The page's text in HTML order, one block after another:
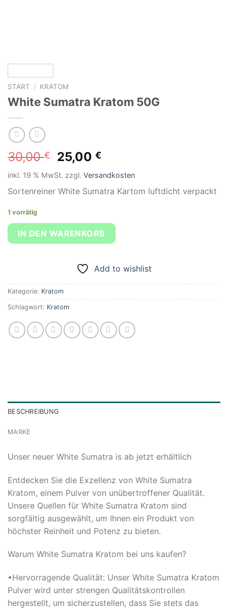
START / KRATOM
White Sumatra Kratom 50G
30,00€
Ursprünglicher
Preis
war:
30,00 €
25,00€Aktueller
Preis
ist:
25,00 €.
inkl. 19 % MwSt. zzgl. Versandkosten
Sortenreiner White Sumatra Kartom luftdicht verpackt
1 vorrätig
IN DEN WARENKORB
Add to wishlist
Kategorie: Kratom
Schlagwort: Kratom
BESCHREIBUNG
MARKE
Unser neuer White Sumatra is ab jetzt erhältlich
Entdecken Sie die Exzellenz von White Sumatra
Kratom, einem Pulver von unübertroffener Qualität.
Unsere Quellen für White Sumatra Kratom sind
sorgfältig ausgewählt, um Ihnen ein Produkt von
höchster Reinheit und Potenz zu bieten.
Warum White Sumatra Kratom bei uns kaufen?
•Hervorragende Qualität: Unser White Sumatra Kratom
Pulver wird unter strengen Qualitätskontrollen
hergestellt, um sicherzustellen, dass Sie stets das